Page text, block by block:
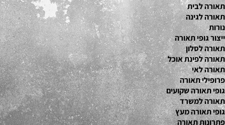
תאורה לבית
תאורה לגינה
נורות
ייצור גופי תאורה
תאורה לסלון
תאורה לפינת אוכל
תאורה לאי
פרופילי תאורה
גופי תאורה שקועים
תאורה למשרד
גופי תאורה מעץ
פתרונות תאורה